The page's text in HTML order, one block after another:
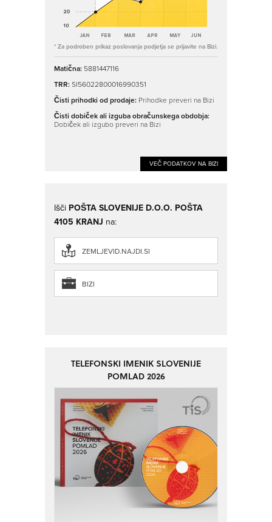
* Za podroben prikaz poslovanja podjetja se prijavite na Bizi.
Matična: 5881447116
TRR:SI56022800016990351
Čisti prihodki od prodaje: Prihodke preveri na Bizi
Čisti dobiček ali izguba obračunskega obdobja:
Dobiček ali izgubo preveri na Bizi
VEČ PODATKOV NA BIZI
Išči POŠTA SLOVENIJE D.O.O. POŠTA
4105 KRANJ na:
ZEMLJEVID.NAJDI.SI
BIZI
TELEFONSKI IMENIK SLOVENIJE
POMLAD 2026